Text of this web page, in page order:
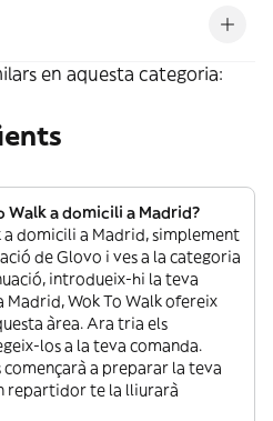
en aquesta categoria:
Walk a domicili a Madrid?
a domicili a Madrid, simplement
de Glovo i ves a la categoria
introdueix-hi la teva
Wok To Walk ofereix
àrea. Ara tria els
los a la teva comanda.
començarà a preparar la teva
repartidor te la lliurarà